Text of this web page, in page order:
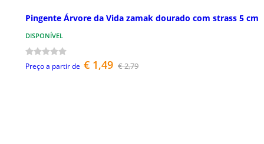
Pingente Árvore da Vida zamak dourado com strass 5 cm
DISPONÍVEL
Preço a partir de € 1,49 € 2,79